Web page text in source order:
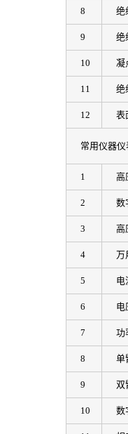
8 绝
9 绝
10 凝
11 绝
12 表
常用仪器仪
1 高
2 数
3 高
4 万
5 电
6 电
7 功
8 单
9 双
10 数